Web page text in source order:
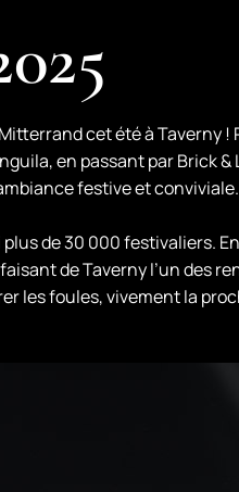
cet été à Taverny
en passant par Brick &
festive et conviviale.
de 30 000 festivaliers.
de Taverny l’un des
les foules, vivement la